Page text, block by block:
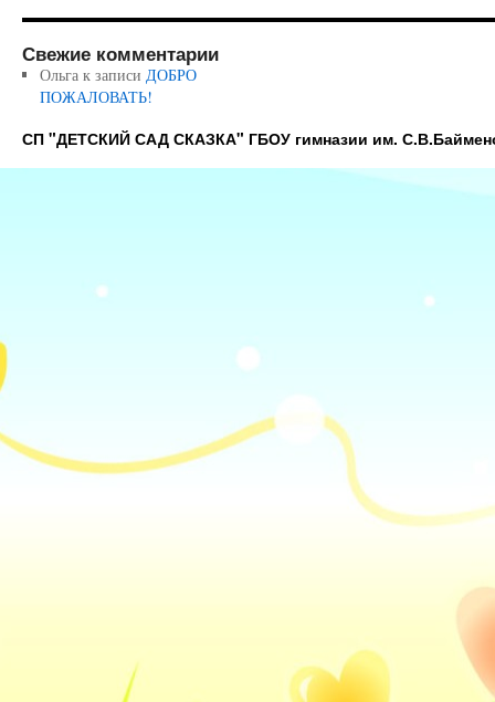
Свежие комментарии
Ольгак записи ДОБРО
ПОЖАЛОВАТЬ!
СП "ДЕТСКИЙ САД СКАЗКА" ГБОУ гимназии им.